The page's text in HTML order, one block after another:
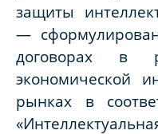
защиты
—
договорах в
экономической
рынках в